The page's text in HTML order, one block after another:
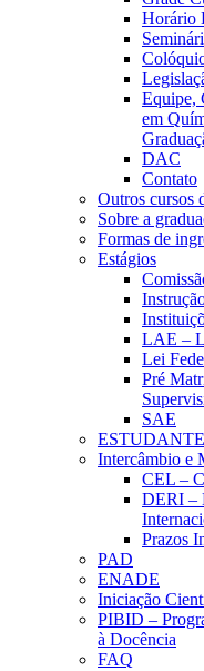
Horário
Equipe,
em
DAC
Contato
Outros cursos
Sobre a
Formas de
Estágios
LAE –
Lei
Pré
SAE
Intercâmbio e
CEL –
DERI –
Prazos
PAD
ENADE
Iniciação
PIBID –
à Docência
FAQ